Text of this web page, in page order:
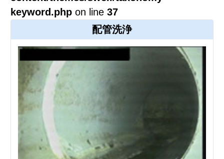
keyword.phpon line 37
配管洗浄